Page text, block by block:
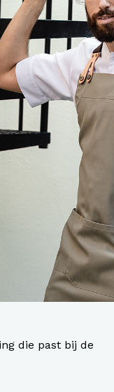
die past bij de